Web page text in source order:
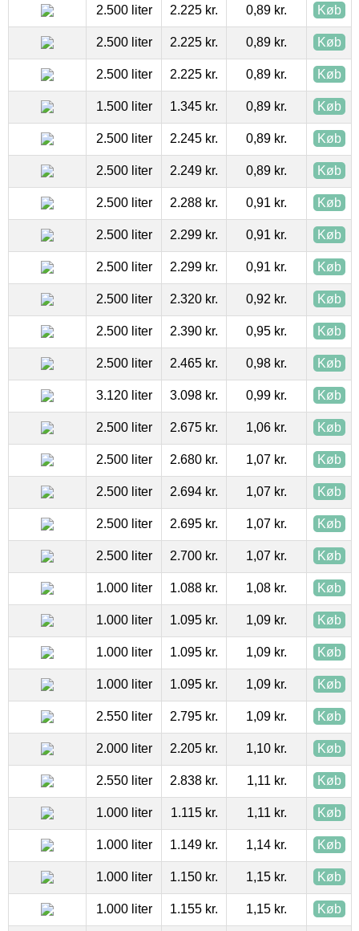
2.500 liter 2.225 kr. 0,89 kr. Køb
2.500 liter 2.225 kr. 0,89 kr. Køb
2.500 liter 2.225 kr. 0,89 kr. Køb
1.500 liter 1.345 kr. 0,89 kr. Køb
2.500 liter 2.245 kr. 0,89 kr. Køb
2.500 liter 2.249 kr. 0,89 kr. Køb
2.500 liter 2.288 kr. 0,91 kr. Køb
2.500 liter 2.299 kr. 0,91 kr. Køb
2.500 liter 2.299 kr. 0,91 kr. Køb
2.500 liter 2.320 kr. 0,92 kr. Køb
2.500 liter 2.390 kr. 0,95 kr. Køb
2.500 liter 2.465 kr. 0,98 kr. Køb
3.120 liter 3.098 kr. 0,99 kr. Køb
2.500 liter 2.675 kr. 1,06 kr. Køb
2.500 liter 2.680 kr. 1,07 kr. Køb
2.500 liter 2.694 kr. 1,07 kr. Køb
2.500 liter 2.695 kr. 1,07 kr. Køb
2.500 liter 2.700 kr. 1,07 kr. Køb
1.000 liter 1.088 kr. 1,08 kr. Køb
1.000 liter 1.095 kr. 1,09 kr. Køb
1.000 liter 1.095 kr. 1,09 kr. Køb
1.000 liter 1.095 kr. 1,09 kr. Køb
2.550 liter 2.795 kr. 1,09 kr. Køb
2.000 liter 2.205 kr. 1,10 kr. Køb
2.550 liter 2.838 kr. 1,11 kr. Køb
1.000 liter 1.115 kr. 1,11 kr. Køb
1.000 liter 1.149 kr. 1,14 kr. Køb
1.000 liter 1.150 kr. 1,15 kr. Køb
1.000 liter 1.155 kr. 1,15 kr. Køb